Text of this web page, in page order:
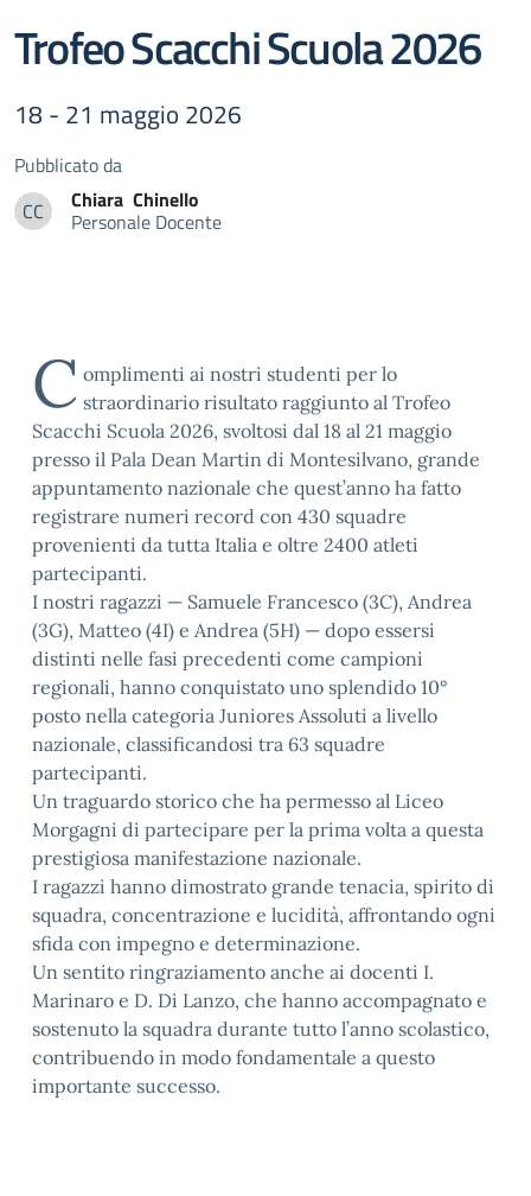
Trofeo Scacchi Scuola 2026
18 - 21 maggio 2026
Pubblicato da
CCChiara Chinello
Chiara Chinello
Personale Docente
C omplimenti ai nostri studenti per lo
straordinario risultato raggiunto al Trofeo
Scacchi Scuola 2026, svoltosi dal 18 al 21 maggio
presso il Pala Dean Martin di Montesilvano, grande
appuntamento nazionale che quest’anno ha fatto
registrare numeri record con 430 squadre
provenienti da tutta Italia e oltre 2400 atleti
partecipanti.
I nostri ragazzi — Samuele Francesco (3C), Andrea
(3G), Matteo (4I) e Andrea (5H) — dopo essersi
distinti nelle fasi precedenti come campioni
regionali, hanno conquistato uno splendido 10°
posto nella categoria Juniores Assoluti a livello
nazionale, classificandosi tra 63 squadre
partecipanti.
Un traguardo storico che ha permesso al Liceo
Morgagni di partecipare per la prima volta a questa
prestigiosa manifestazione nazionale.
I ragazzi hanno dimostrato grande tenacia, spirito di
squadra, concentrazione e lucidità, affrontando ogni
sfida con impegno e determinazione.
Un sentito ringraziamento anche ai docenti I.
Marinaro e D. Di Lanzo, che hanno accompagnato e
sostenuto la squadra durante tutto l’anno scolastico,
contribuendo in modo fondamentale a questo
importante successo.